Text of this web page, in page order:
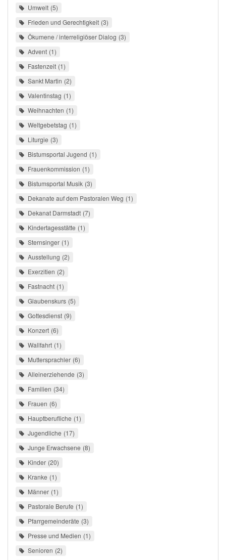
Umwelt 5
Frieden und Gerechtigkeit 3
Ökumene / interreligiöser Dialog 3
Advent 1
Fastenzeit 1
Sankt Martin 2
Valentinstag 1
Weihnachten 1
Weltgebetstag 1
Liturgie 3
Bistumsportal Jugend 1
Frauenkommission 1
Bistumsportal Musik 3
Dekanate auf dem Pastoralen Weg 1
Dekanat Darmstadt 7
Kindertagesstätte 1
Sternsinger 1
Ausstellung 2
Exerzitien 2
Fastnacht 1
Glaubenskurs 5
Gottesdienst 9
Konzert 6
Wallfahrt 1
Muttersprachler 6
Alleinerziehende 3
Familien 34
Frauen 6
Hauptberufliche 1
Jugendliche 17
Junge Erwachsene 8
Kinder 20
Kranke 1
Männer 1
Pastorale Berufe 1
Pfarrgemeinderäte 3
Presse und Medien 1
Senioren 2